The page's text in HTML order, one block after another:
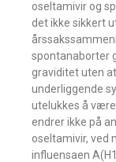
oseltamivir og
det ikke sikkert
spontanaborter
graviditet uten
underliggende
utelukkes å
endrer ikke på
oseltamivir, ved
influensaen